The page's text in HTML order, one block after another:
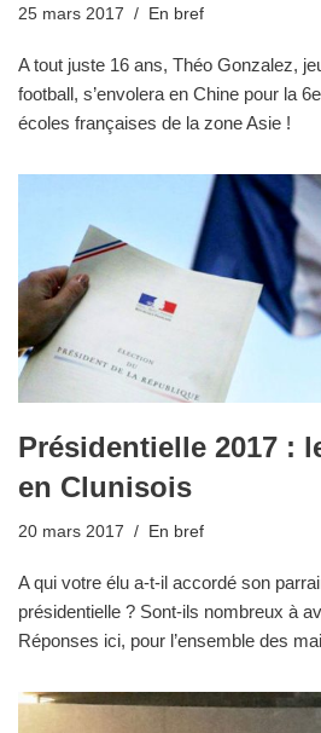
25 mars 2017 En bref
A tout juste 16 ans, Théo Gonzalez,
football, s’envolera en Chine pour la
écoles françaises de la zone Asie !
Présidentielle 2017 :
en Clunisois
20 mars 2017 En bref
A qui votre élu a-t-il accordé son
présidentielle ? Sont-ils nombreux à
Réponses ici, pour l’ensemble des